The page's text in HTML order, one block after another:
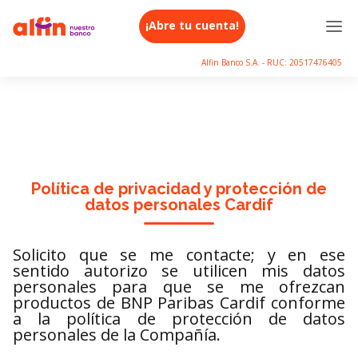
¡Abre tu cuenta!
Alfin Banco S.A. - RUC: 20517476405
Política de privacidad y protección de
datos personales Cardif
Solicito que se me contacte; y en ese
sentido autorizo se utilicen mis datos
personales para que se me ofrezcan
productos de BNP Paribas Cardif conforme
a la política de protección de datos
personales de la Compañía.